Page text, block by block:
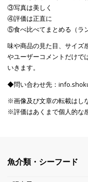
③写真は美しく
④評価は正直に
⑤食べ比べてまとめる（ラ
味や商品の見た目、サイズ
やユーザーコメントだけで
いきます。
◆問い合わせ先：
※画像及び文章の転載はし
※評価はあくまで個人的な
魚介類・シーフード